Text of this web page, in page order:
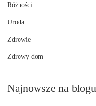
Różności
Uroda
Zdrowie
Zdrowy dom
Najnowsze na blogu